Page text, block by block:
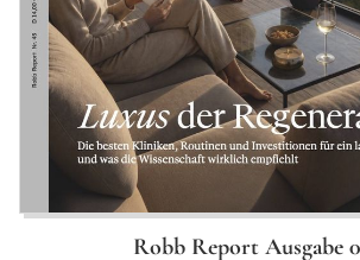
Robb Report Ausgabe